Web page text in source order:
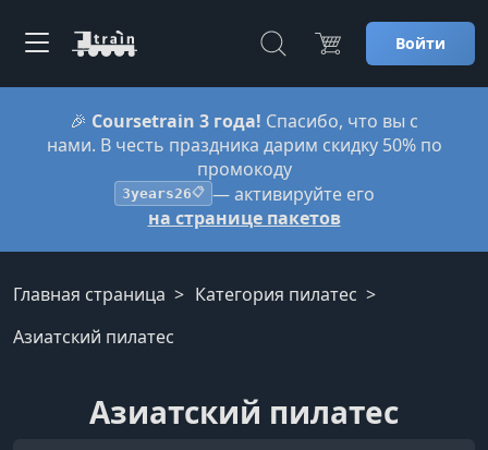
Войти
🎉 Coursetrain 3 года! Спасибо, что вы с
нами. В честь праздника дарим скидку 50% по
промокоду
3years26📋 — активируйте его
на странице пакетов
Главная страница
Категория пилатес
Азиатский пилатес
Азиатский пилатес